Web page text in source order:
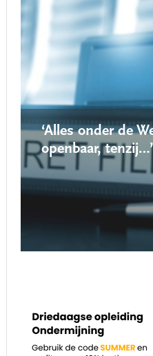
‘Alles onder de
openbaar, tenzij…’